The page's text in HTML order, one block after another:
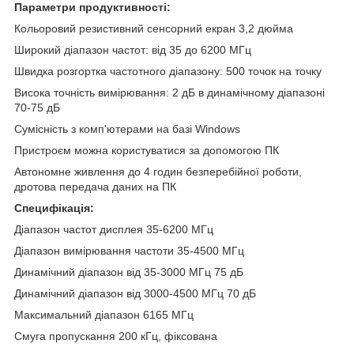
Параметри продуктивності:
Кольоровий резистивний сенсорний екран 3,2 дюйма
Широкий діапазон частот: від 35 до 6200 МГц
Швидка розгортка частотного діапазону: 500 точок на точку
Висока точність вимірювання: 2 дБ в динамічному діапазоні
70-75 дБ
Сумісність з комп'ютерами на базі Windows
Пристроєм можна користуватися за допомогою ПК
Автономне живлення до 4 годин безперебійної роботи,
дротова передача даних на ПК
Специфікація:
Діапазон частот дисплея 35-6200 МГц
Діапазон вимірювання частоти 35-4500 МГц
Динамічний діапазон від 35-3000 МГц 75 дБ
Динамічний діапазон від 3000-4500 МГц 70 дБ
Максимальний діапазон 6165 МГц
Смуга пропускання 200 кГц, фіксована